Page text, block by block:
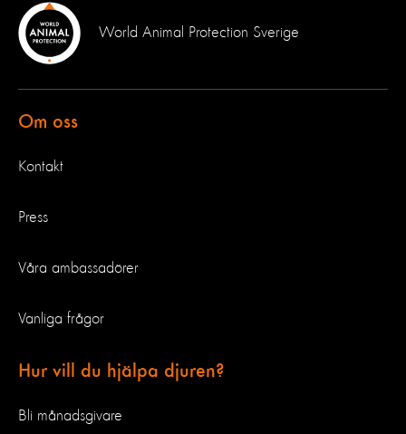
World Animal Protection Sverige
Om oss
Kontakt
Press
Våra ambassadörer
Vanliga frågor
Hur vill du hjälpa djuren?
Bli månadsgivare